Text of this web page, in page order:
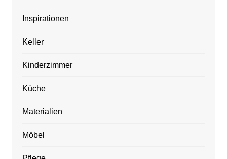
Inspirationen
Keller
Kinderzimmer
Küche
Materialien
Möbel